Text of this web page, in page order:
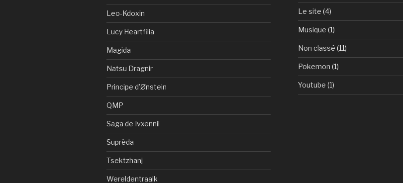
Leo-Kdoxin
Lucy Heartfilia
Magida
Natsu Dragnir
Principe d'Ønstein
QMP
Saga de Ivxennil
Suprèda
Tsektzhanj
Wereldentraalk
Le site (4)
Musique (1)
Non classé (11)
Pokemon (1)
Youtube (1)